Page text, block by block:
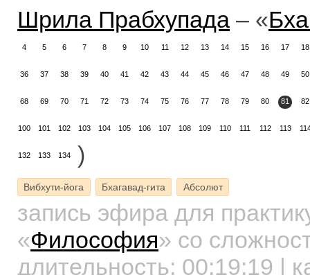
Шрила Прабхупада – «
4 5 6 7 8 9 10 11 12 13 14 15 16 17 18
36 37 38 39 40 41 42 43 44 45 46 47 48 49 50
68 69 70 71 72 73 74 75 76 77 78 79 80 81 82
100 101 102 103 104 105 106 107 108 109 110 111 112 113
132 133 134 )
Вибхути-йога Бхагавад-гита Абсолют
запись эфира для
«Философия» со
длительность: 00:19:19 |